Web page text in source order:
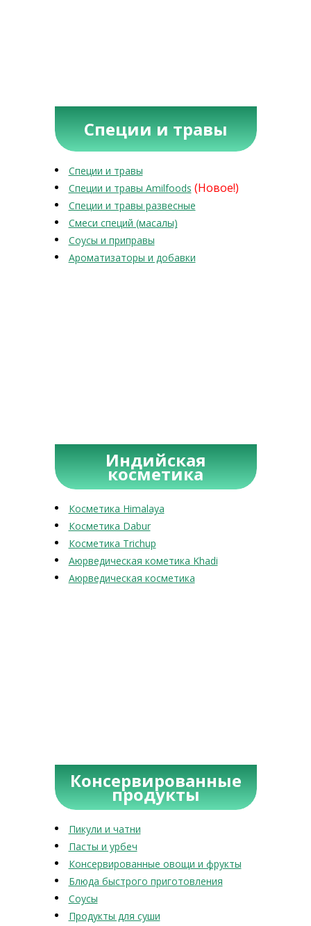
Специи и травы
Специи и травы
Специи и травы Amilfoods (Новое!)
Специи и травы развесные
Смеси специй (масалы)
Соусы и приправы
Ароматизаторы и добавки
Индийская
косметика
Косметика Himalaya
Косметика Dabur
Косметика Trichup
Аюрведическая кометика Khadi
Аюрведическая косметика
Консервированные
продукты
Пикули и чатни
Пасты и урбеч
Консервированные овощи и фрукты
Блюда быстрого приготовления
Соусы
Продукты для суши